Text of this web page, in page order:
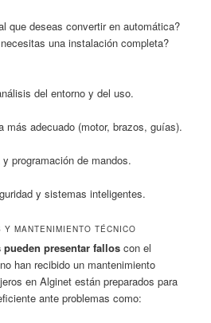
que deseas convertir en automática?
una instalación completa?
del entorno y del uso.
más adecuado (motor, brazos, guías).
programación de mandos.
y sistemas inteligentes.
MANTENIMIENTO TÉCNICO
presentar fallos con el
han recibido un mantenimiento
en Alginet están preparados para
ante problemas como: